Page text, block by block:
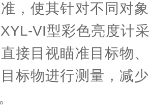
，使其针对不同对
VI型彩色亮度计
接目视瞄准目标物
标物进行测量，减